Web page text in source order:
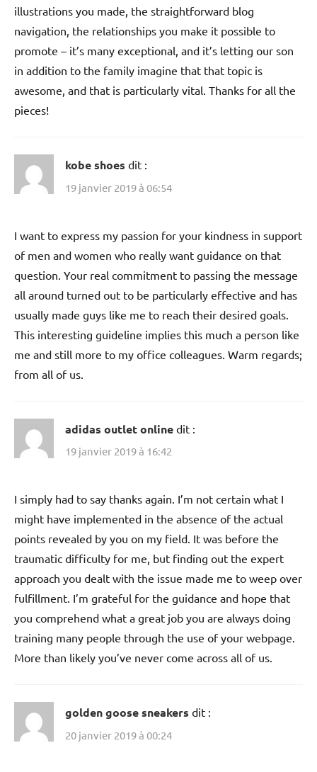
illustrations you made, the straightforward blog
navigation, the relationships you make it possible to
promote – it’s many exceptional, and it’s letting our son
in addition to the family imagine that that topic is
awesome, and that is particularly vital. Thanks for all the
pieces!
kobe shoes dit :
19 janvier 2019 à 06:54
I want to express my passion for your kindness in support
of men and women who really want guidance on that
question. Your real commitment to passing the message
all around turned out to be particularly effective and has
usually made guys like me to reach their desired goals.
This interesting guideline implies this much a person like
me and still more to my office colleagues. Warm regards;
from all of us.
adidas outlet online dit :
19 janvier 2019 à 16:42
I simply had to say thanks again. I’m not certain what I
might have implemented in the absence of the actual
points revealed by you on my field. It was before the
traumatic difficulty for me, but finding out the expert
approach you dealt with the issue made me to weep over
fulfillment. I’m grateful for the guidance and hope that
you comprehend what a great job you are always doing
training many people through the use of your webpage.
More than likely you’ve never come across all of us.
golden goose sneakers dit :
20 janvier 2019 à 00:24